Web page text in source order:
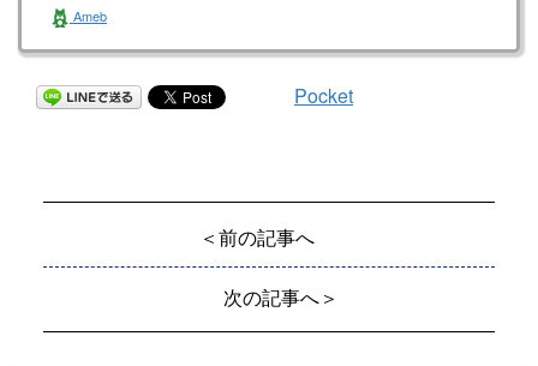
Ameb
Pocket
＜前の記事へ
次の記事へ＞